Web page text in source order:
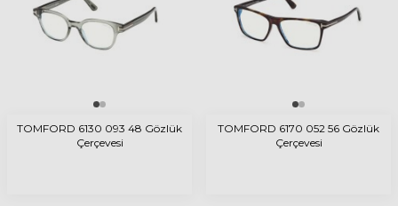
TOMFORD 6130 093 48 Gözlük
Çerçevesi
TOMFORD 6170 052 56 Gözlük
Çerçevesi